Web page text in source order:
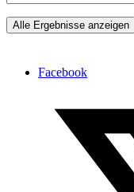
Alle Ergebnisse anzeigen
Facebook